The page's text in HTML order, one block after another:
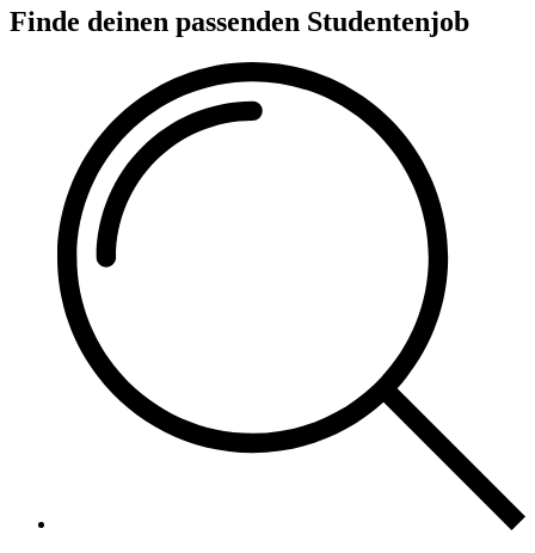
Finde deinen passenden Studentenjob